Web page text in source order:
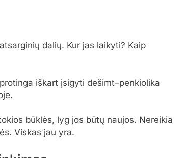
dalių. Kur jas laikyti? Kaip
iškart įsigyti dešimt–penkiolika
būklės, lyg jos būtų naujos. Nereikia
Viskas jau yra.